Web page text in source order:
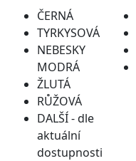
ČERNÁ
TYRKYSOVÁ
NEBESKY
MODRÁ
ŽLUTÁ
RŮŽOVÁ
DALŠÍ - dle
aktuální
dostupnosti